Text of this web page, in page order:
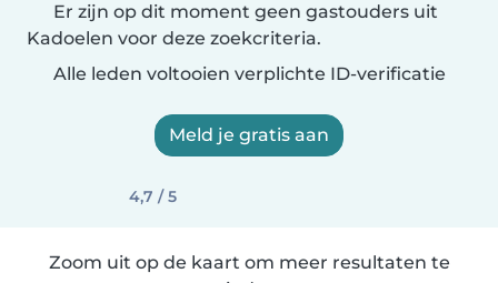
Er zijn op dit moment geen gastouders uit
Kadoelen voor deze zoekcriteria.
Alle leden voltooien verplichte ID-verificatie
Meld je gratis aan
4,7 / 5
Zoom uit op de kaart om meer resultaten te